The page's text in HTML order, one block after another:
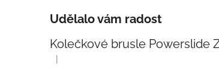
Udělalo vám radost
Hodnocení produktu je 5 z 5 hvězdiček.
|